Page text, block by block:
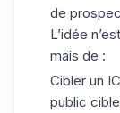
de
L’idée
mais de :
Cibler un
public